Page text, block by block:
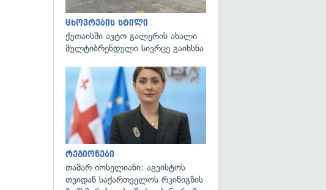
ცხოვრების სტილი
ქუთაისში ავტო გალერის ახალი
მულტიბრენდული სივრცე გაიხსნა
რეგიონები
თამარ იოსელიანი: აგვისტოს
თვიდან საქართველოს რკინიგზის